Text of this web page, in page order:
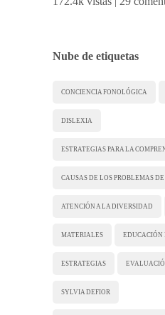
Nube de etiquetas
CONCIENCIA FONOLÓGICA
DISLEXIA
ESTRATEGIAS PARA LA
CAUSAS DE LOS PROBLEMAS
ATENCIÓN A LA DIVERSIDAD
MATERIALES EDUCACIÓN
ESTRATEGIAS
SYLVIA DEFIOR